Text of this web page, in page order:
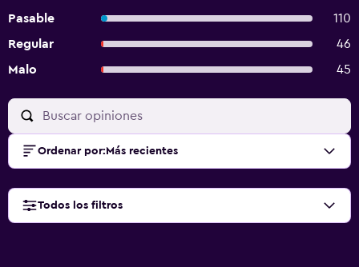
Pasable
110
Regular
46
Malo
45
Ordenar por: Más recientes
Todos los filtros